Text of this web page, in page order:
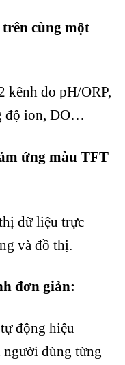
cùng một
kênh đo pH/ORP,
độ ion, DO…
ứng màu TFT
dữ liệu trực
và đồ thị.
đơn giản:
động hiệu
người dùng từng